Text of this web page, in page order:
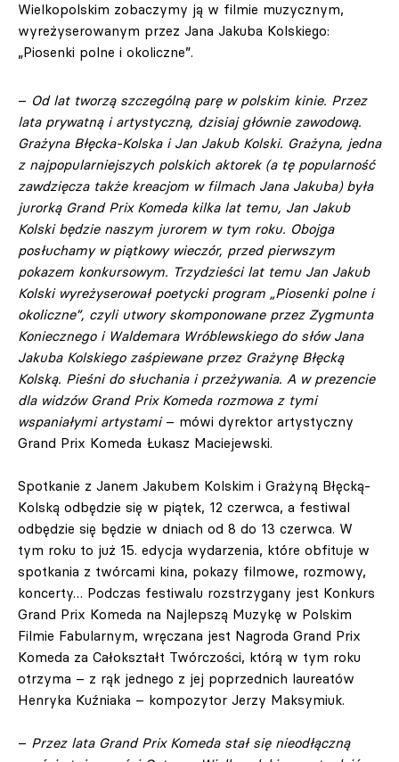
Wielkopolskim zobaczymy ją w filmie muzycznym,
wyreżyserowanym przez Jana Jakuba Kolskiego:
„Piosenki polne i okoliczne”.
– Od lat tworzą szczególną parę w polskim kinie. Przez
lata prywatną i artystyczną, dzisiaj głównie zawodową.
Grażyna Błęcka-Kolska i Jan Jakub Kolski. Grażyna, jedna
z najpopularniejszych polskich aktorek (a tę popularność
zawdzięcza także kreacjom w filmach Jana Jakuba) była
jurorką Grand Prix Komeda kilka lat temu, Jan Jakub
Kolski będzie naszym jurorem w tym roku. Obojga
posłuchamy w piątkowy wieczór, przed pierwszym
pokazem konkursowym. Trzydzieści lat temu Jan Jakub
Kolski wyreżyserował poetycki program „Piosenki polne i
okoliczne”, czyli utwory skomponowane przez Zygmunta
Koniecznego i Waldemara Wróblewskiego do słów Jana
Jakuba Kolskiego zaśpiewane przez Grażynę Błęcką
Kolską. Pieśni do słuchania i przeżywania. A w prezencie
dla widzów Grand Prix Komeda rozmowa z tymi
wspaniałymi artystami – mówi dyrektor artystyczny
Grand Prix Komeda Łukasz Maciejewski.
Spotkanie z Janem Jakubem Kolskim i Grażyną Błęcką-
Kolską odbędzie się w piątek, 12 czerwca, a festiwal
odbędzie się będzie w dniach od 8 do 13 czerwca. W
tym roku to już 15. edycja wydarzenia, które obfituje w
spotkania z twórcami kina, pokazy filmowe, rozmowy,
koncerty… Podczas festiwalu rozstrzygany jest Konkurs
Grand Prix Komeda na Najlepszą Muzykę w Polskim
Filmie Fabularnym, wręczana jest Nagroda Grand Prix
Komeda za Całokształt Twórczości, którą w tym roku
otrzyma – z rąk jednego z jej poprzednich laureatów
Henryka Kuźniaka – kompozytor Jerzy Maksymiuk.
– Przez lata Grand Prix Komeda stał się nieodłączną